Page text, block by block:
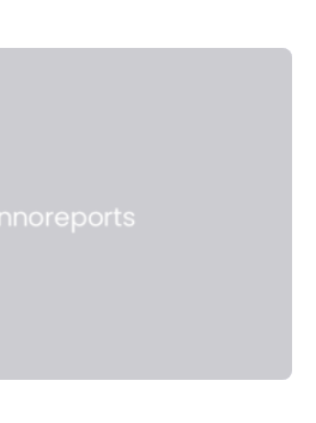
und der
Institut für Akustik und